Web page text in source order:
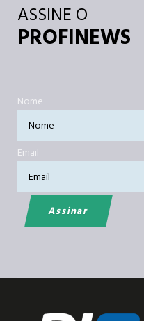
ASSINE O
PROFINEWS
Nome
Email